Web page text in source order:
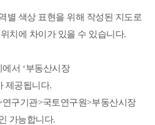
별 색상 표현을 위해 작성된 지도로
위치에 차이가 있을 수 있습니다.
에서 ‘부동산시장
제공됩니다.
연구기관>국토연구원>부동산시장
가능합니다.